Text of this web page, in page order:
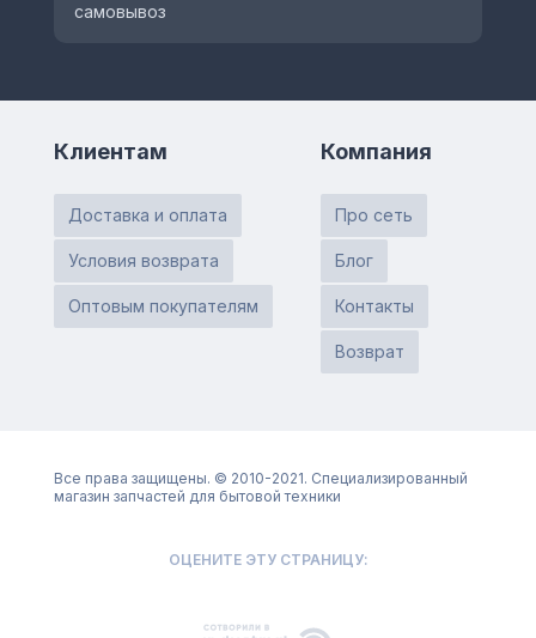
самовывоз
Клиентам
Доставка и оплата
Условия возврата
Оптовым покупателям
Компания
Про сеть
Блог
Контакты
Возврат
Все права защищены. © 2010-2021. Специализированный
магазин запчастей для бытовой техники
ОЦЕНИТЕ ЭТУ СТРАНИЦУ: